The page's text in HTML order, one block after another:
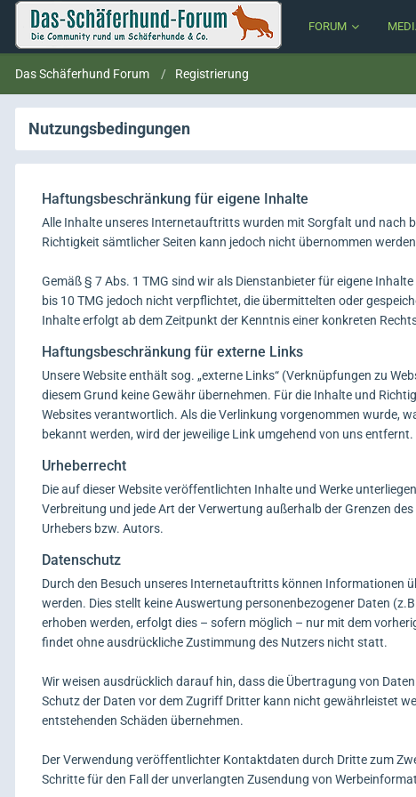
FORUM
Das Schäferhund Forum Registrierung
Nutzungsbedingungen
Haftungsbeschränkung für eigene Inhalte
Alle Inhalte unseres Internetauftritts wurden mit Sorgfalt und nach
Richtigkeit sämtlicher Seiten kann jedoch nicht übernommen
Gemäß § 7 Abs. 1 TMG sind wir als Dienstanbieter für eigene
bis 10 TMG jedoch nicht verpflichtet, die übermittelten oder
Inhalte erfolgt ab dem Zeitpunkt der Kenntnis einer konkreten
Haftungsbeschränkung für externe Links
Unsere Website enthält sog. „externe Links“ (Verknüpfungen zu
diesem Grund keine Gewähr übernehmen. Für die Inhalte und
Websites verantwortlich. Als die Verlinkung vorgenommen wurde,
bekannt werden, wird der jeweilige Link umgehend von uns entfernt.
Urheberrecht
Die auf dieser Website veröffentlichten Inhalte und Werke
Verbreitung und jede Art der Verwertung außerhalb der Grenzen
Urhebers bzw. Autors.
Datenschutz
Durch den Besuch unseres Internetauftritts können Informationen
werden. Dies stellt keine Auswertung personenbezogener Daten
erhoben werden, erfolgt dies – sofern möglich – nur mit dem
findet ohne ausdrückliche Zustimmung des Nutzers nicht statt.
Wir weisen ausdrücklich darauf hin, dass die Übertragung von
Schutz der Daten vor dem Zugriff Dritter kann nicht gewährleistet
entstehenden Schäden übernehmen.
Der Verwendung veröffentlichter Kontaktdaten durch Dritte zum
Schritte für den Fall der unverlangten Zusendung von